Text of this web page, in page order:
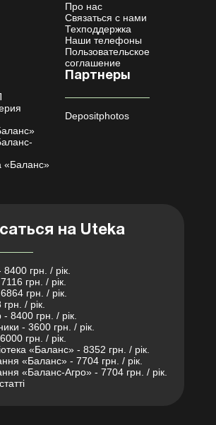
«Баланс»
Про нас
Связаться с нами
Техподдержка
Наши телефоны
Пользовательское
соглашение
Партнеры
Depositphotos
на Uteka
грн. / рік.
грн. / рік.
грн. / рік.
/ рік.
8400 грн. / рік.
- 3600 грн. / рік.
грн. / рік.
«Баланс» - 8352 грн. / рік.
«Баланс» - 7704 грн. / рік.
«Баланс-Агро» - 7704 грн. / рік.